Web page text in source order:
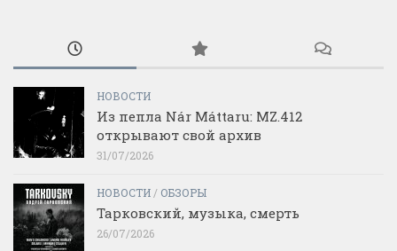
НОВОСТИ
Из пепла Nár Máttaru: MZ.412
открывают свой архив
31/07/2026
НОВОСТИ/ ОБЗОРЫ
Тарковский, музыка, смерть
26/07/2026